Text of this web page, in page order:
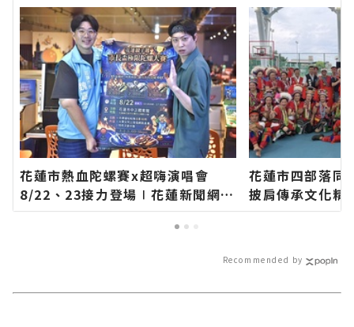
花蓮市熱血陀螺賽x超嗨演唱會
8/22、23接力登場∣花蓮新聞網官
方網站各類新聞－最快速的今日新
聞報導 最新的在地資訊！
花蓮市四部落同
披肩傳承文化
方網站各類新聞
Recommended by